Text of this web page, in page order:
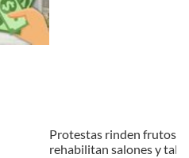
Protestas rinden frutos
rehabilitan salones y